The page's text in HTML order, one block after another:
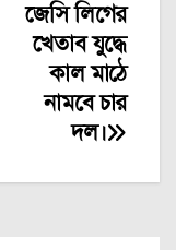
জেসি লিগের
খেতাব যুদ্ধে
কাল মাঠে
নামবে চার
দল।